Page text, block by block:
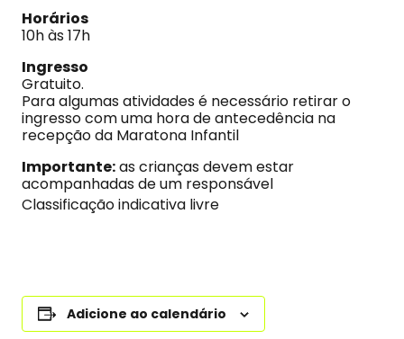
Horários
10h às 17h
Ingresso
Gratuito.
Para algumas atividades é necessário retirar o
ingresso com uma hora de antecedência na
recepção da Maratona Infantil
Importante:as crianças devem estar
acompanhadas de um responsável
Classificação indicativa livre
Adicione ao calendário